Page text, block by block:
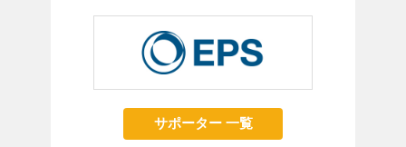
サポーター 一覧